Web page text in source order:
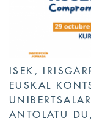
ISEK,
EUSKAL
ANTOLATU